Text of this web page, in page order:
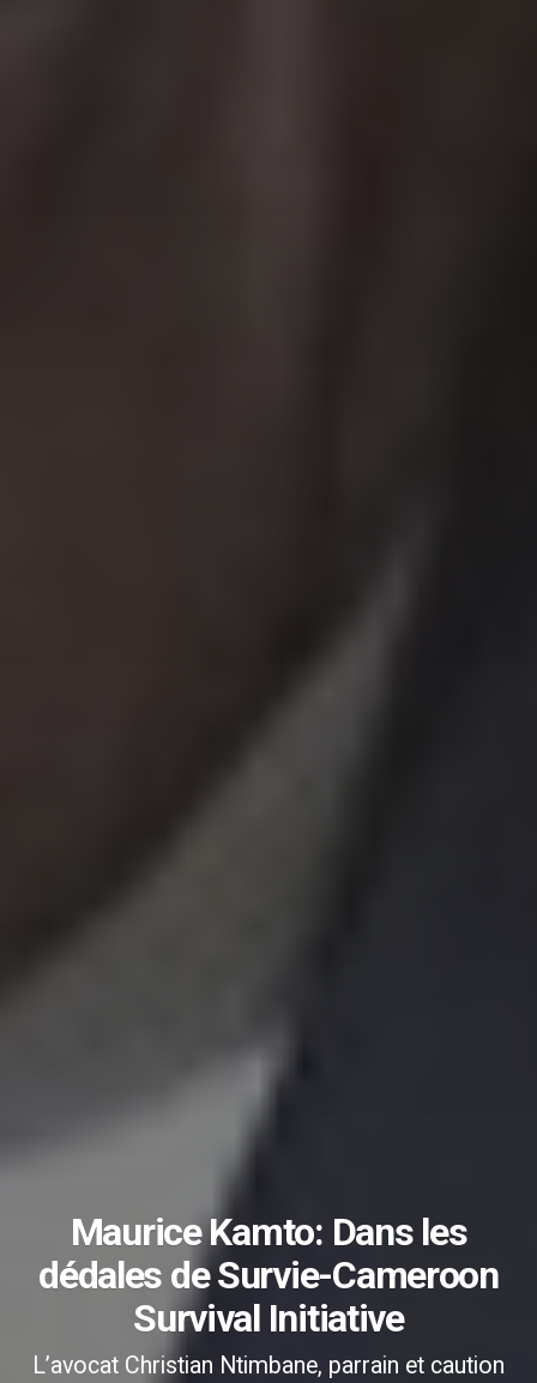
Maurice Kamto: Dans les
dédales de Survie-Cameroon
Survival Initiative
L’avocat Christian Ntimbane, parrain et caution